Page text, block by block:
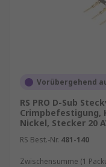
Dank ihrer
Sub Kontakte
in denen
Vorteile von
Kontakten
Hohe
präzise
Vorübergehend
RS PRO D-Sub
Crimpbefestigung,
Nickel, Stecker 20
RS Best.-Nr. 481-140
Zwischensumme (1